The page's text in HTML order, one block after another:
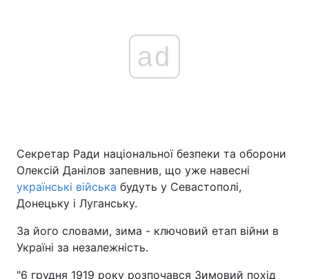
ad
Секретар Ради національної безпеки та оборони
Олексій Данілов запевнив, що уже навесні
українські війська будуть у Севастополі,
Донецьку і Луганську.
За його словами, зима - ключовий етап війни в
Україні за незалежність.
"6 грудня 1919 року розпочався Зимовий похід